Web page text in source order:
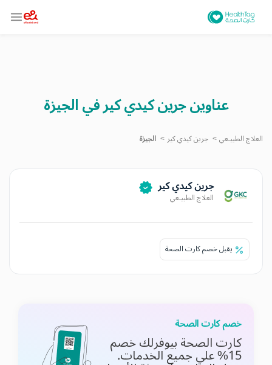
عناوين جرين كيدي كير في الجيزة
العلاج الطبيـعي جرين كيدي كير الجيزة
جرين كيدي كير
العلاج الطبيـعي
يقبل خصم كارت الصحة
خصم كارت الصحة
كارت الصحة بيوفرلك خصم
15% علي جميع الخدمات.